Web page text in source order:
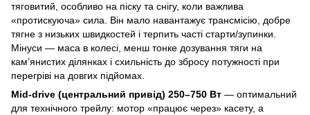
тяговитий, особливо на піску та снігу, коли важлива
«протискуюча» сила. Він мало навантажує трансмісію, добре
тягне з низьких швидкостей і терпить часті старти/зупинки.
Мінуси — маса в колесі, менш тонке дозування тяги на
кам’янистих ділянках і схильність до збросу потужності при
перегріві на довгих підйомах.
Mid-drive (центральний привід) 250–750 Вт — оптимальний
для технічного трейлу: мотор «працює через» касету, а